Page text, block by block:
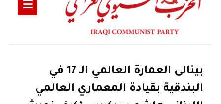
بينالى العمارة العالمي الـ 17 في
البندقية بقيادة المعماري العالمي